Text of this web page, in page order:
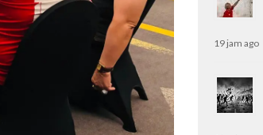
19 jam ago